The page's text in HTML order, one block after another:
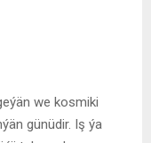
we kosmiki
günüdir. Iş ýa